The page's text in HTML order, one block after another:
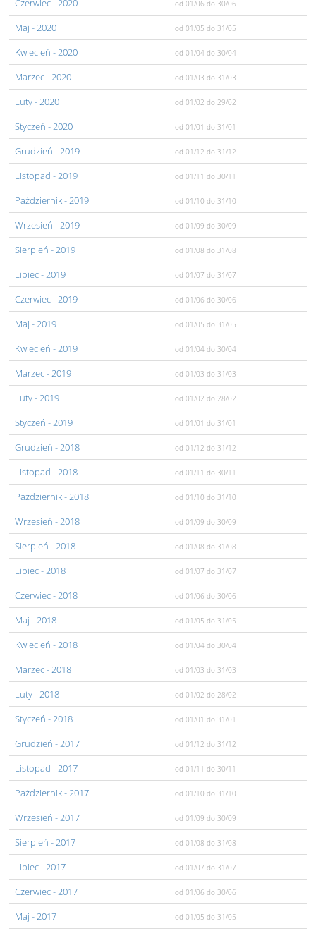
Czerwiec- 2020 od 01/06 do 30/06
Maj - 2020 od 01/05 do 31/05
Kwiecień - 2020 od 01/04 do 30/04
Marzec- 2020 od 01/03 do 31/03
Luty- 2020 od 01/02 do 29/02
Styczeń - 2020 od 01/01 do 31/01
Grudzień - 2019 od 01/12 do 31/12
Listopad - 2019 od 01/11 do 30/11
Pażdziernik- 2019 od 01/10 do 31/10
Wrzesień - 2019 od 01/09 do 30/09
Sierpień - 2019 od 01/08 do 31/08
Lipiec- 2019 od 01/07 do 31/07
Czerwiec- 2019 od 01/06 do 30/06
Maj - 2019 od 01/05 do 31/05
Kwiecień - 2019 od 01/04 do 30/04
Marzec- 2019 od 01/03 do 31/03
Luty- 2019 od 01/02 do 28/02
Styczeń - 2019 od 01/01 do 31/01
Grudzień - 2018 od 01/12 do 31/12
Listopad - 2018 od 01/11 do 30/11
Pażdziernik- 2018 od 01/10 do 31/10
Wrzesień - 2018 od 01/09 do 30/09
Sierpień - 2018 od 01/08 do 31/08
Lipiec- 2018 od 01/07 do 31/07
Czerwiec- 2018 od 01/06 do 30/06
Maj - 2018 od 01/05 do 31/05
Kwiecień - 2018 od 01/04 do 30/04
Marzec- 2018 od 01/03 do 31/03
Luty- 2018 od 01/02 do 28/02
Styczeń - 2018 od 01/01 do 31/01
Grudzień - 2017 od 01/12 do 31/12
Listopad - 2017 od 01/11 do 30/11
Pażdziernik- 2017 od 01/10 do 31/10
Wrzesień - 2017 od 01/09 do 30/09
Sierpień - 2017 od 01/08 do 31/08
Lipiec- 2017 od 01/07 do 31/07
Czerwiec- 2017 od 01/06 do 30/06
Maj - 2017 od 01/05 do 31/05